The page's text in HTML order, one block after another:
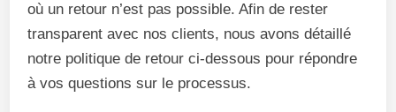
où un retour n’est pas possible. Afin de rester
transparent avec nos clients, nous avons détaillé
notre politique de retour ci-dessous pour répondre
à vos questions sur le processus.